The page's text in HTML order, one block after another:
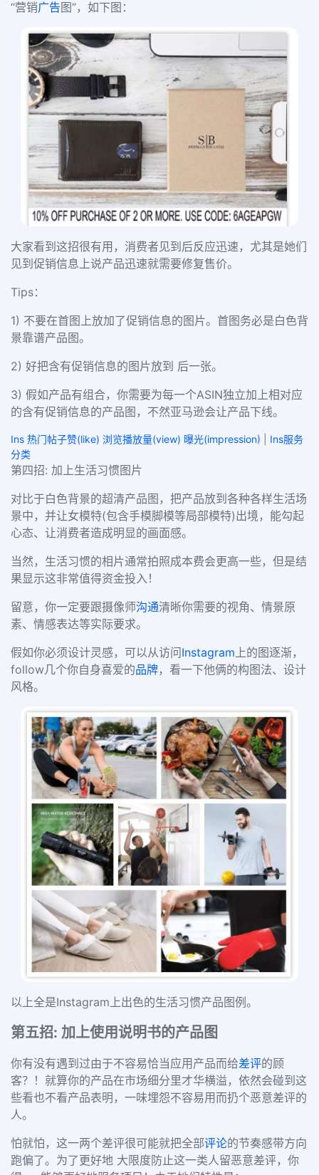
“营销广告图”，如下图：
大家看到这招很有用，消费者见到后反应迅速，尤其是她们
见到促销信息上说产品迅速就需要修复售价。
Tips：
1) 不要在首图上放加了促销信息的图片。首图务必是白色背
景靠谱产品图。
2) 好把含有促销信息的图片放到 后一张。
3) 假如产品有组合，你需要为每一个ASIN独立加上相对应
的含有促销信息的产品图，不然亚马逊会让产品下线。
Ins 热门帖子赞(like) 浏览播放量(view) 曝光(impression)
Ins服务
分类
第四招: 加上生活习惯图片
对比于白色背景的超清产品图，把产品放到各种各样生活场
景中，并让女模特(包含手模脚模等局部模特)出境，能勾起
心态、让消费者造成明显的画面感。
当然，生活习惯的相片通常拍照成本费会更高一些，但是结
果显示这非常值得资金投入！
留意，你一定要跟摄像师沟通清晰你需要的视角、情景原
素、情感表达等实际要求。
假如你必须设计灵感，可以从访问Instagram 上的图逐渐，
follow几个你自身喜爱的品牌，看一下他俩的构图法、设计
风格。
以上全是Instagram上出色的生活习惯产品图例。
第五招: 加上使用说明书的产品图
你有没有遇到过由于不容易恰当应用产品而给差评的顾
客？！就算你的产品在市场细分里才华横溢，依然会碰到这
些看也不看产品表明，一味埋怨不容易用而扔个恶意差评的
人。
怕就怕，这一两个差评很可能就把全部评论的节奏感带方向
跑偏了。为了更好地 大限度防止这一类人留恶意差评，你